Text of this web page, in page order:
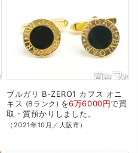
ブルガリ B-ZERO1 カフス オニ
キス
Bランク を6万6000円で買
取・質預かり しました。
（2021年10月／大阪市）